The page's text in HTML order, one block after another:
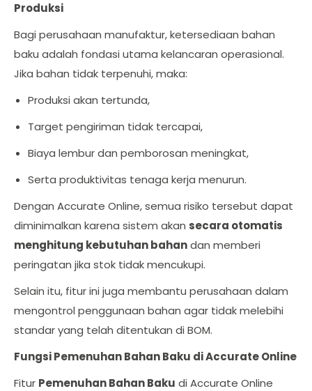
Produksi
Bagi perusahaan manufaktur, ketersediaan bahan
baku adalah fondasi utama kelancaran operasional.
Jika bahan tidak terpenuhi, maka:
Produksi akan tertunda,
Target pengiriman tidak tercapai,
Biaya lembur dan pemborosan meningkat,
Serta produktivitas tenaga kerja menurun.
Dengan Accurate Online, semua risiko tersebut dapat
diminimalkan karena sistem akan secara otomatis
menghitung kebutuhan bahandan memberi
peringatan jika stok tidak mencukupi.
Selain itu, fitur ini juga membantu perusahaan dalam
mengontrol penggunaan bahan agar tidak melebihi
standar yang telah ditentukan di BOM.
Fungsi Pemenuhan Bahan Baku di Accurate Online
Fitur Pemenuhan Bahan Baku di Accurate Online